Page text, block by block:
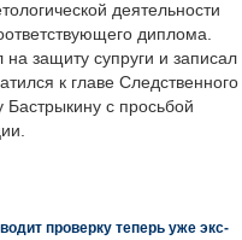
деятельности
диплома.
защиту супруги и записал
к главе Следственного
Бастрыкину с просьбой
проверку теперь уже экс-